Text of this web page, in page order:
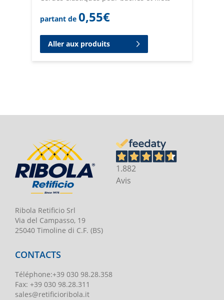
partant de 0,55€
Aller aux produits
Ribola Retificio Srl
Via del Campasso, 19
25040 Timoline di C.F. (BS)
1.882
Avis
CONTACTS
Téléphone:+39 030 98.28.358
Fax: +39 030 98.28.311
sales@retificioribola.it